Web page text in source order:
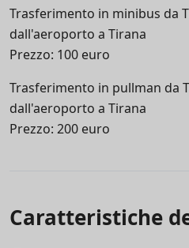
Trasferimento in minibus da
dall'aeroporto a Tirana
Prezzo: 100 euro
Trasferimento in pullman da
dall'aeroporto a Tirana
Prezzo: 200 euro
Caratteristiche